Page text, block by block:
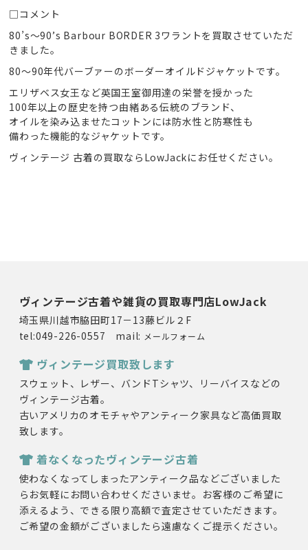
□コメント
80’s〜90’s Barbour BORDER 3ワラントを買取させていただ
きました。
80〜90年代バーブァーのボーダーオイルドジャケットです。
エリザベス女王など英国王室御用達の栄誉を授かった
100年以上の歴史を持つ由緒ある伝統のブランド、
オイルを染み込ませたコットンには防水性と防寒性も
備わった機能的なジャケットです。
ヴィンテージ 古着の買取ならLowJackにお任せください。
ヴィンテージ古着や雑貨の買取専門店LowJack
埼玉県川越市脇田町17－13藤ビル２F
tel:049-226-0557 mail: メールフォーム
ヴィンテージ買取致します
スウェット、レザー、バンドTシャツ、リーバイスなどの
ヴィンテージ古着。
古いアメリカのオモチャやアンティーク家具など高価買取
致します。
着なくなったヴィンテージ古着
使わなくなってしまったアンティーク品などございました
らお気軽にお問い合わせくださいませ。お客様のご希望に
添えるよう、できる限り高額で査定させていただきます。
ご希望の金額がございましたら遠慮なくご提示ください。